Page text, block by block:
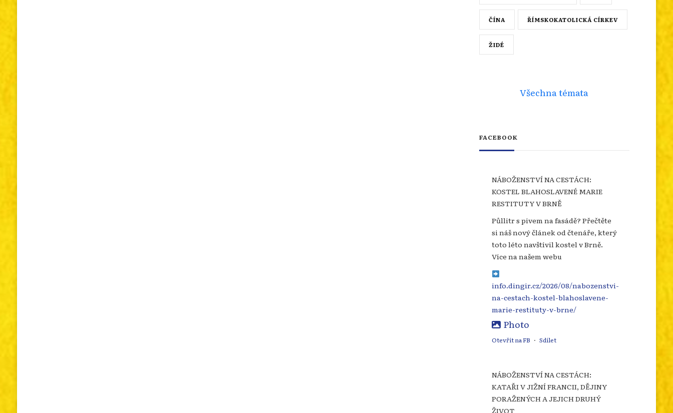
ČÍNA ŘÍMSKOKATOLICKÁ CÍRKEV
ŽIDÉ
Všechna témata
FACEBOOK
NÁBOŽENSTVÍ NA CESTÁCH:
KOSTEL BLAHOSLAVENÉ MARIE
RESTITUTY V BRNĚ
Půllitr s pivem na fasádě? Přečtěte
si náš nový článek od čtenáře, který
toto léto navštívil kostel v Brně.
Více na našem webu
info.dingir.cz/2026/08/nabozenstvi-
na-cestach-kostel-blahoslavene-
marie-restituty-v-brne/
Photo
Otevřít na FB · Sdílet
NÁBOŽENSTVÍ NA CESTÁCH:
KATAŘI V JIŽNÍ FRANCII, DĚJINY
PORAŽENÝCH A JEJICH DRUHÝ
ŽIVOT